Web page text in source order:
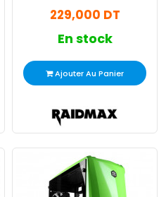
229,000 DT
En stock
Ajouter Au Panier